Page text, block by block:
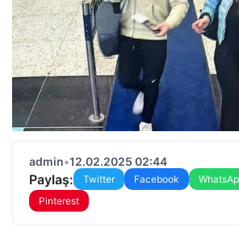
admin•12.02.2025 02:44
Paylaş: Twitter Facebook
Pinterest